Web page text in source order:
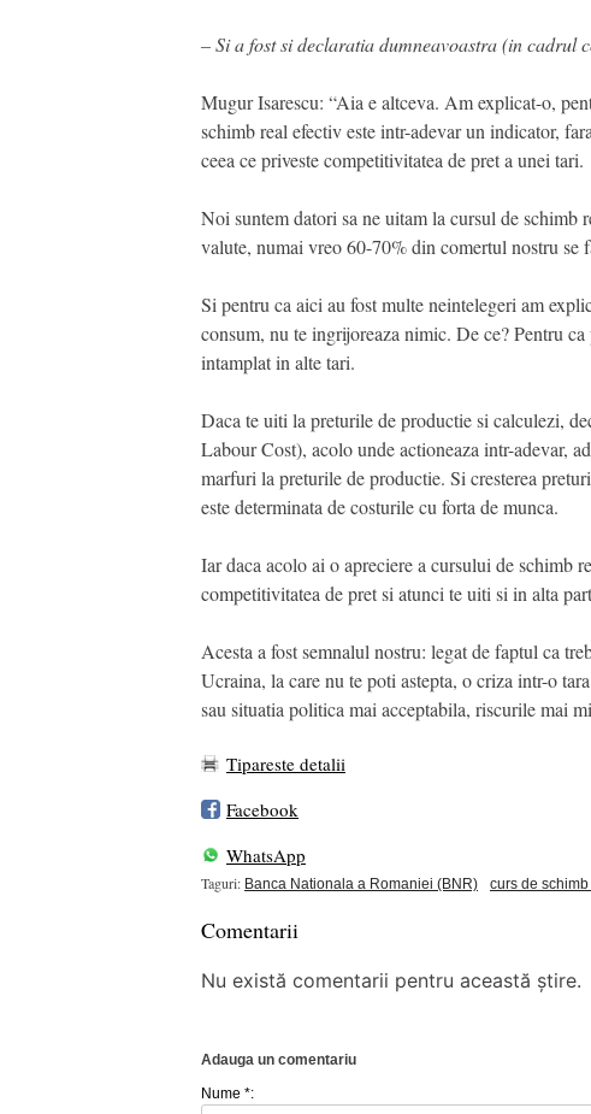
– Si a fost si declaratia dumneavoastra (in cadrul
Mugur Isarescu: “Aia e altceva. Am explicat-o,
schimb real efectiv este intr-adevar un indicator,
ceea ce priveste competitivitatea de pret a unei tari.
Noi suntem datori sa ne uitam la cursul de schimb
valute, numai vreo 60-70% din comertul nostru
Si pentru ca aici au fost multe neintelegeri am
consum, nu te ingrijoreaza nimic. De ce? Pentru
intamplat in alte tari.
Daca te uiti la preturile de productie si calculezi,
Labour Cost), acolo unde actioneaza intr-adevar,
marfuri la preturile de productie. Si cresterea
este determinata de costurile cu forta de munca.
Iar daca acolo ai o apreciere a cursului de schimb
competitivitatea de pret si atunci te uiti si in alta
Acesta a fost semnalul nostru: legat de faptul ca
Ucraina, la care nu te poti astepta, o criza intr-o
sau situatia politica mai acceptabila, riscurile mai
Tipareste detalii
Facebook
WhatsApp
Taguri: Banca Nationala a Romaniei (BNR) curs de
Comentarii
Nu există comentarii pentru această știre.
Adauga un comentariu
Nume *: